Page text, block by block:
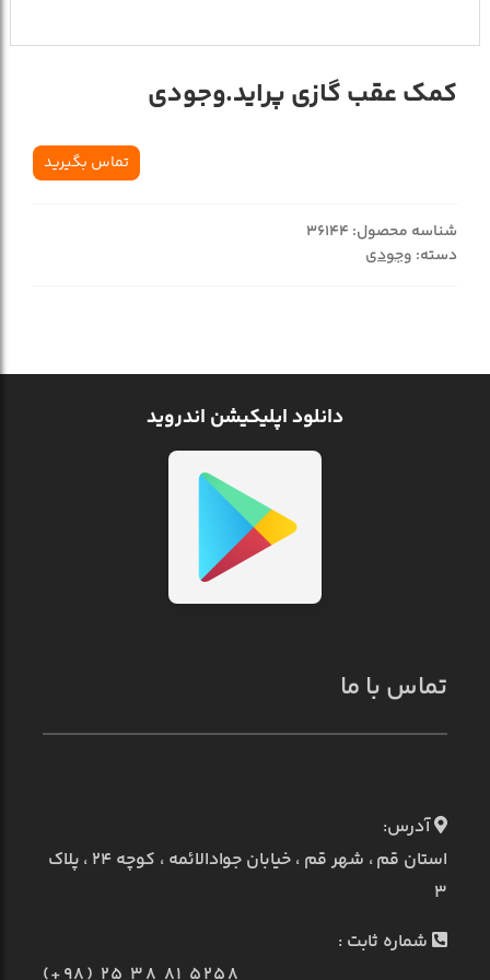
کمک عقب گازي پرايد.وجودي
تماس بگیرید
شناسه محصول: 36144
دسته: وجودی
دانلود اپلیکیشن اندروید
تماس با ما
آدرس:
استان قم ، شهر قم ، خیابان جوادالائمه ، کوچه ۲۴ ، پلاک
۳
شماره ثابت :